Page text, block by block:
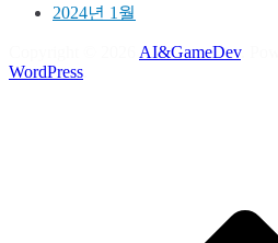
2024년 1월
AI&GameDev.
WordPress